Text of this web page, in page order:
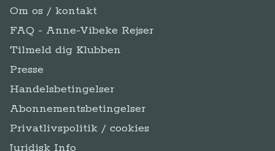
Om os / kontakt
FAQ - Anne-Vibeke Rejser
Tilmeld dig Klubben
Presse
Handelsbetingelser
Abonnementsbetingelser
Privatlivspolitik / cookies
Juridisk Info